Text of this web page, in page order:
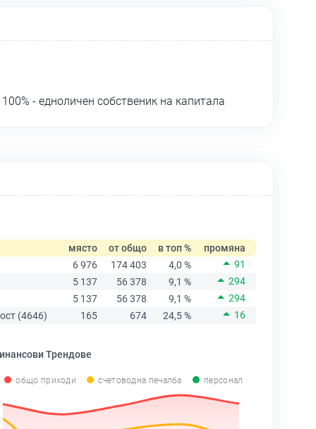
100% - едноличен собственик на капитала
място от общо в топ %
промяна
6 976
174 403 4,0 %
91
5 137
56 378 9,1 %
294
5 137
56 378 9,1 %
294
(4646)
165 674 24,5 % 16
Трендове
общо приходи счетоводна печалба персонал